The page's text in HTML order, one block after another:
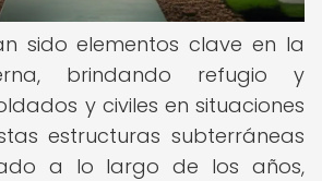
sido elementos clave en la
brindando refugio y
y civiles en situaciones
estructuras subterráneas
a lo largo de los años,